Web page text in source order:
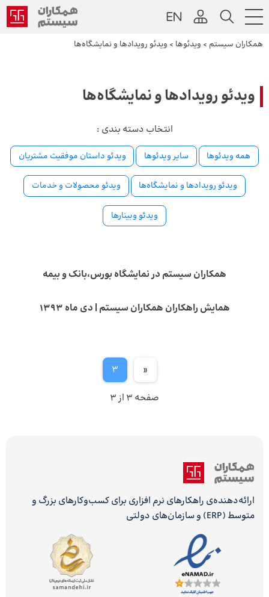
همکاران سیستم > ویدئوها > ویدئو رویدادها و نمایشگاه‌ها
ویدئو رویدادها و نمایشگاه‌ها
انتخاب دسته بندی :
همه ویدئوها سایر ویدئوها ویدئو داستان موفقیت مشتریان
ویدئو رویدادها و نمایشگاه‌ها ویدئو محصولات و خدمات
ویدئو وبینارها
همکاران سیستم در نمایشگاه بورس،بانک و بیمه
همایش راهکاران همکاران سیستم | دی ماه ۱۳۹۳
«
3
صفحه 3 از 3
ارائه‌دهنده‌ی راهکارهای نرم افزاری برای کسب‌وکارهای بزرگ و
متوسط (ERP) و سازمان‌های دولتی